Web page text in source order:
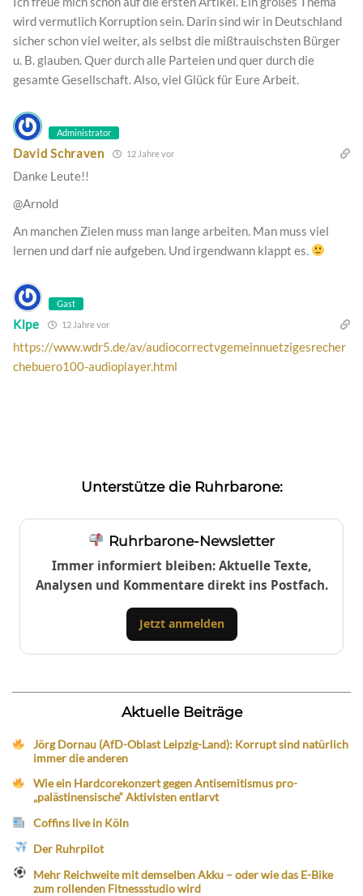
wird vermutlich Korruption sein. Darin sind wir in Deutschland
sicher schon viel weiter, als selbst die mißtrauischsten Bürger
u. B. glauben. Quer durch alle Parteien und quer durch die
gesamte Gesellschaft. Also, viel Glück für Eure Arbeit.
Administrator
David Schraven 12 Jahre vor
Danke Leute!!
@Arnold
An manchen Zielen muss man lange arbeiten. Man muss viel
lernen und darf nie aufgeben. Und irgendwann klappt es.
Gast
Klpe 12 Jahre vor
https://www.wdr5.de/av/audiocorrectvgemeinnuetzigesrecher
chebuero100-audioplayer.html
Unterstütze die Ruhrbarone:
Ruhrbarone-Newsletter
Immer informiert bleiben: Aktuelle Texte,
Analysen und Kommentare direkt ins Postfach.
Jetzt anmelden
Aktuelle Beiträge
Jörg Dornau (AfD-Oblast Leipzig-Land): Korrupt sind natürlich
immer die anderen
Wie ein Hardcorekonzert gegen Antisemitismus pro-
„palästinensische“ Aktivisten entlarvt
Coffins live in Köln
Der Ruhrpilot
Mehr Reichweite mit demselben Akku – oder wie das E-Bike
zum rollenden Fitnessstudio wird